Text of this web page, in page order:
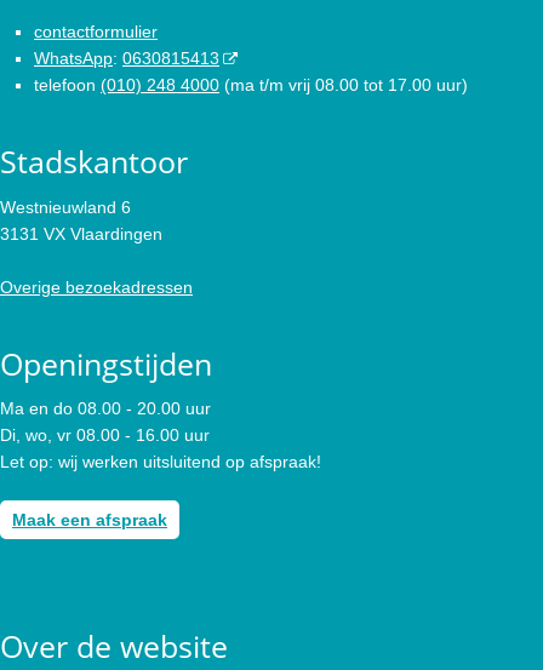
contactformulier
WhatsApp: 0630815413
telefoon (010) 248 4000 (ma t/m vrij 08.00 tot 17.00 uur)
Stadskantoor
Westnieuwland 6
3131 VX Vlaardingen
Overige bezoekadressen
Openingstijden
Ma en do 08.00 - 20.00 uur
Di, wo, vr 08.00 - 16.00 uur
Let op: wij werken uitsluitend op afspraak!
Maak een afspraak
Over de website